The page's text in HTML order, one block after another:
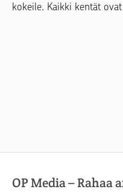
kokeile. Kaikki kentät
OP Media – Rahaa